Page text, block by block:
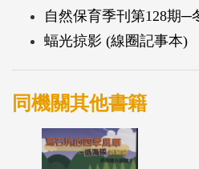
自然保育季刊第128期─
蝠光掠影 (線圈記事本)
同機關其他書籍